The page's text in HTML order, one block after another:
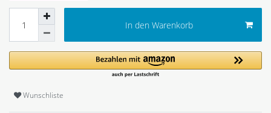
In den Warenkorb
Wunschliste